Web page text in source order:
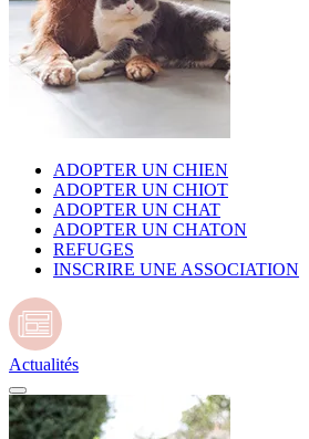
ADOPTER UN CHIEN
ADOPTER UN CHIOT
ADOPTER UN CHAT
ADOPTER UN CHATON
REFUGES
INSCRIRE UNE ASSOCIATION
Actualités